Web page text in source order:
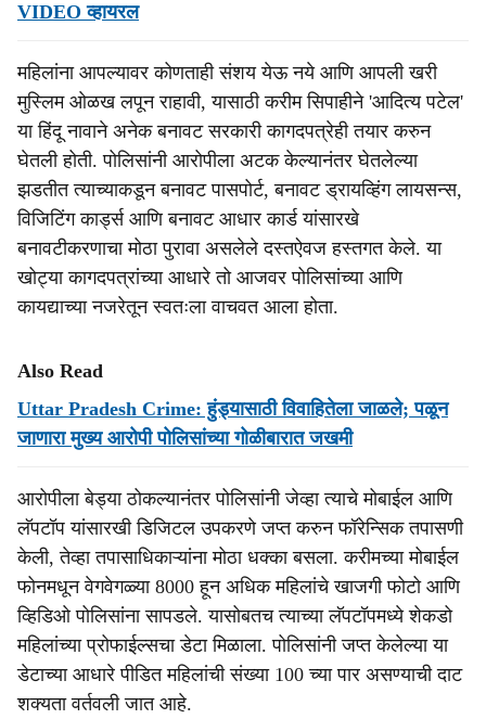
VIDEO व्हायरल
महिलांना आपल्यावर कोणताही संशय येऊ नये आणि आपली खरी
मुस्लिम ओळख लपून राहावी, यासाठी करीम सिपाहीने 'आदित्य पटेल'
या हिंदू नावाने अनेक बनावट सरकारी कागदपत्रेही तयार करुन
घेतली होती. पोलिसांनी आरोपीला अटक केल्यानंतर घेतलेल्या
झडतीत त्याच्याकडून बनावट पासपोर्ट, बनावट ड्रायव्हिंग लायसन्स,
विजिटिंग कार्ड्स आणि बनावट आधार कार्ड यांसारखे
बनावटीकरणाचा मोठा पुरावा असलेले दस्तऐवज हस्तगत केले. या
खोट्या कागदपत्रांच्या आधारे तो आजवर पोलिसांच्या आणि
कायद्याच्या नजरेतून स्वतःला वाचवत आला होता.
Also Read
Uttar Pradesh Crime: हुंड्यासाठी विवाहितेला जाळले; पळून
जाणारा मुख्य आरोपी पोलिसांच्या गोळीबारात जखमी
आरोपीला बेड्या ठोकल्यानंतर पोलिसांनी जेव्हा त्याचे मोबाईल आणि
लॅपटॉप यांसारखी डिजिटल उपकरणे जप्त करुन फॉरेन्सिक तपासणी
केली, तेव्हा तपासाधिकाऱ्यांना मोठा धक्का बसला. करीमच्या मोबाईल
फोनमधून वेगवेगळ्या 8000 हून अधिक महिलांचे खाजगी फोटो आणि
व्हिडिओ पोलिसांना सापडले. यासोबतच त्याच्या लॅपटॉपमध्ये शेकडो
महिलांच्या प्रोफाईल्सचा डेटा मिळाला. पोलिसांनी जप्त केलेल्या या
डेटाच्या आधारे पीडित महिलांची संख्या 100 च्या पार असण्याची दाट
शक्यता वर्तवली जात आहे.